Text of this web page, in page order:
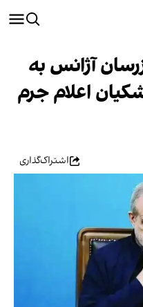
آژانس به
اعلام جرم
اشتراک‌گذاری